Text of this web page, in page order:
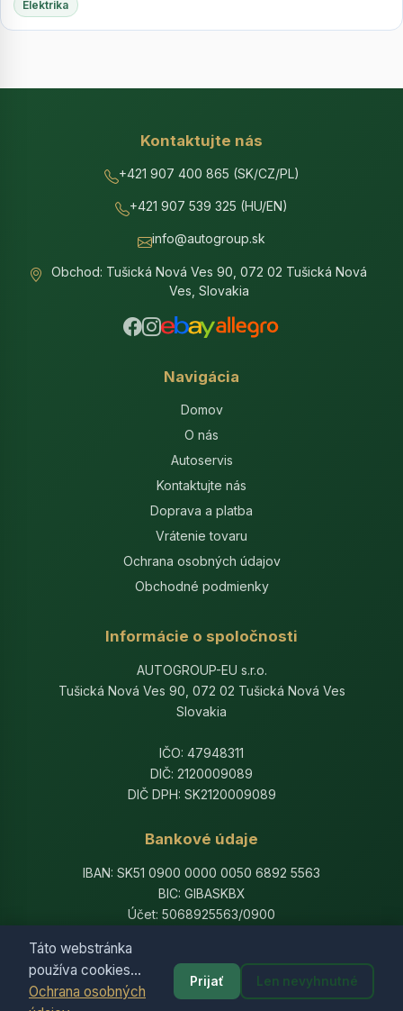
Táto webstránka
používa cookies...
Ochrana osobných
Prijať Len nevyhnutné
Elektrika
Kontaktujte nás
+421 907 400 865 (SK/CZ/PL)
+421 907 539 325 (HU/EN)
info@autogroup.sk
Obchod: Tušická Nová Ves 90, 072 02 Tušická Nová
Ves, Slovakia
Navigácia
Domov
O nás
Autoservis
Kontaktujte nás
Doprava a platba
Vrátenie tovaru
Ochrana osobných údajov
Obchodné podmienky
Informácie o spoločnosti
AUTOGROUP-EU s.r.o.
Tušická Nová Ves 90, 072 02 Tušická Nová Ves
Slovakia
IČO: 47948311
DIČ: 2120009089
DIČ DPH: SK2120009089
Bankové údaje
IBAN: SK51 0900 0000 0050 6892 5563
BIC: GIBASKBX
Účet: 5068925563/0900